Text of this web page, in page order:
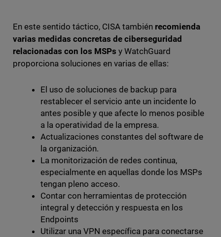
En este sentido táctico, CISA también recomienda
varias medidas concretas de ciberseguridad
relacionadas con los MSPs y WatchGuard
proporciona soluciones en varias de ellas:
El uso de soluciones de backup para
restablecer el servicio ante un incidente lo
antes posible y que afecte lo menos posible
a la operatividad de la empresa.
Actualizaciones constantes del software de
la organización.
La monitorización de redes continua,
especialmente en aquellas donde los MSPs
tengan pleno acceso.
Contar con herramientas de protección
integral y detección y respuesta en los
Endpoints
Utilizar una VPN específica para conectarse